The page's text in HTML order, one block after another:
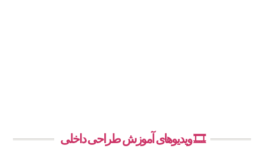
🎞️ ویدیوهای آموزش طراحی داخلی